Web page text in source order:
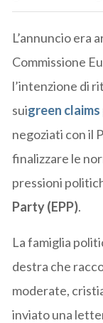
L’annuncio era
Commissione
l’intenzione di
suigreen claims
negoziati con il
finalizzare le
pressioni
Party (EPP).
La famiglia
destra che
moderate,
inviato una